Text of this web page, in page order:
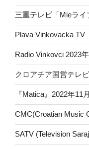
三重テレビ「Mieライ
Plava Vinkovacka TV
Radio Vinkovci 2023
クロアチア国営テレ
『Matica』2022年11
CMC(Croatian Music
SATV (Television